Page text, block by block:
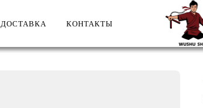
ДОСТАВКА КОНТАКТЫ